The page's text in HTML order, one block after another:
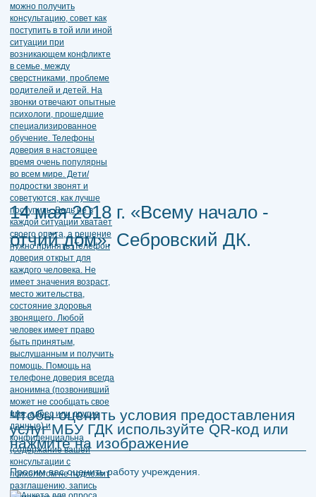
14 мая 2018 г. «Всему начало -
отчий дом». Себровский ДК.
Чтобы оценить условия предоставления
услуг МБУ ГДК используйте QR-код или
нажмите на изображение
Просим вас оценить работу учреждения.